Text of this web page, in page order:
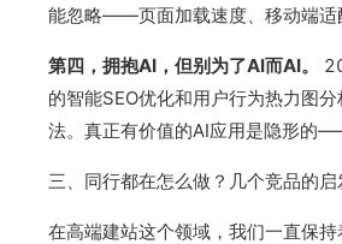
能忽略——页面加载速度、移动端适
第四，拥抱AI，但别为了AI而AI。
的智能SEO优化和用户行为热力图
法。真正有价值的AI应用是隐形的
三、同行都在怎么做？几个竞品的启
在高端建站这个领域，我们一直保